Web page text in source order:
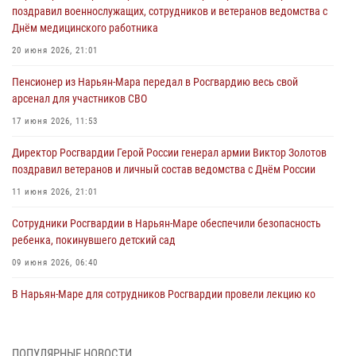
поздравил военнослужащих, сотрудников и ветеранов ведомства с
Днём медицинского работника
20 июня 2026, 21:01
Пенсионер из Нарьян-Мара передал в Росгвардию весь свой
арсенал для участников СВО
17 июня 2026, 11:53
Директор Росгвардии Герой России генерал армии Виктор Золотов
поздравил ветеранов и личный состав ведомства с Днём России
11 июня 2026, 21:01
Сотрудники Росгвардии в Нарьян-Маре обеспечили безопасность
ребенка, покинувшего детский сад
09 июня 2026, 06:40
В Нарьян-Маре для сотрудников Росгвардии провели лекцию ко